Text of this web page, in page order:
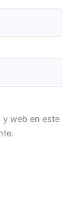
y web en este